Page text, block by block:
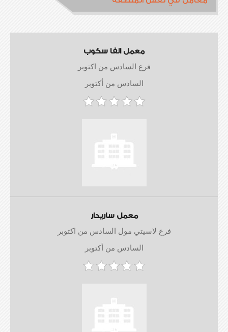
معمل الفا سكوب
فرع السادس من اكتوبر
السادس من أكتوبر
معمل ساريدار
فرع لاسيتي مول السادس من اكتوبر
السادس من أكتوبر